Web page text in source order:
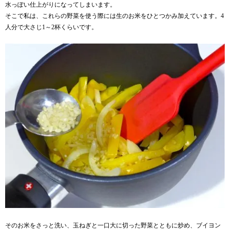
水っぽい仕上がりになってしまいます。
そこで私は、これらの野菜を使う際には生のお米をひとつかみ加えています。4
人分で大さじ1～2杯くらいです。
そのお米をさっと洗い、玉ねぎと一口大に切った野菜とともに炒め、ブイヨン